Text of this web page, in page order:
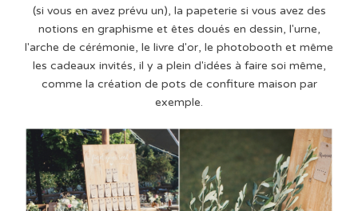
(si vous en avez prévu un), la papeterie si vous avez des
notions en graphisme et êtes doués en dessin, l'urne,
l'arche de cérémonie, le livre d'or, le photobooth et même
les cadeaux invités, il y a plein d'idées à faire soi même,
comme la création de pots de confiture maison par
exemple.